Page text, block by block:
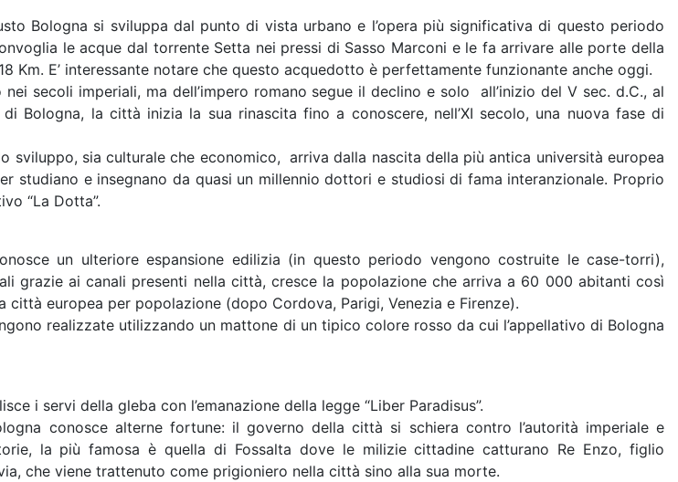
Bologna si sviluppa dal punto di vista urbano e l’opera più significativa di questo periodo
le acque dal torrente Setta nei pressi di Sasso Marconi e le fa arrivare alle porte della
Km. E’ interessante notare che questo acquedotto è perfettamente funzionante anche oggi.
secoli imperiali, ma dell’impero romano segue il declino e solo all’inizio del V sec. d.C., al
Bologna, la città inizia la sua rinascita fino a conoscere, nell’XI secolo, una nuova fase di
sviluppo, sia culturale che economico, arriva dalla nascita della più antica università europea
studiano e insegnano da quasi un millennio dottori e studiosi di fama interanzionale. Proprio
“La Dotta”.
un ulteriore espansione edilizia (in questo periodo vengono costruite le case-torri),
grazie ai canali presenti nella città, cresce la popolazione che arriva a 60 000 abitanti così
città europea per popolazione (dopo Cordova, Parigi, Venezia e Firenze).
realizzate utilizzando un mattone di un tipico colore rosso da cui l’appellativo di Bologna
i servi della gleba con l’emanazione della legge “Liber Paradisus”.
conosce alterne fortune: il governo della città si schiera contro l’autorità imperiale e
la più famosa è quella di Fossalta dove le milizie cittadine catturano Re Enzo, figlio
che viene trattenuto come prigioniero nella città sino alla sua morte.